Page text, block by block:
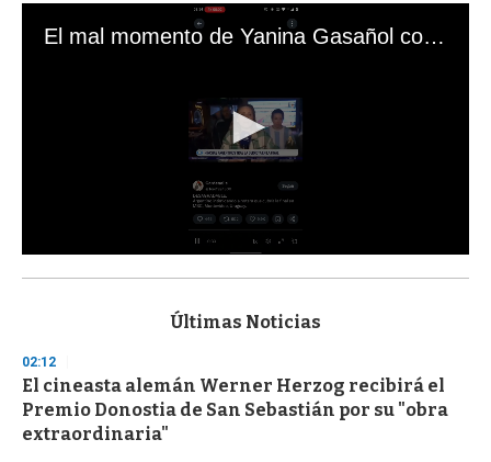
El mal momento de Yanina Gasañol con un hincha argentino en "Subrayado"
s
d
s
o
f
3
Últimas Noticias
02:12
El cineasta alemán Werner Herzog recibirá el
Premio Donostia de San Sebastián por su "obra
extraordinaria"